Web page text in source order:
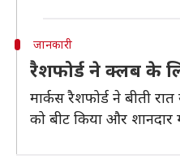
जानकारी
रैशफोर्ड ने क्लब के
मार्कस रैशफोर्ड ने बीती
को बीट किया और शानदार